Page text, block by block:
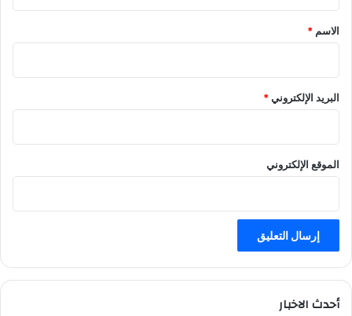
*
الاسم *
البريد الإلكتروني*
الموقع الإلكتروني
أحدث الاخبار